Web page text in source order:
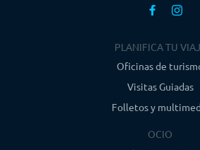
PLANIFICA TU
Oficinas de
Visitas Guiadas
Folletos y
OCIO